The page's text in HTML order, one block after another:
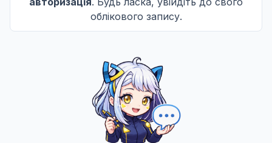
16 черв. 2024
Зв'язуючі мелодії
облікового запису.